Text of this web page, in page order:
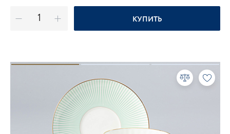
КУПИТЬ